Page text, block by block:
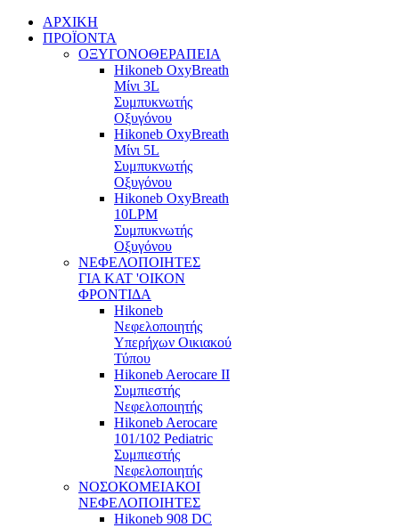
ΑΡΧΙΚΗ
ΠΡΟΪΟΝΤΑ
ΟΞΥΓΟΝΟΘΕΡΑΠΕΙΑ
Hikoneb OxyBreath
Μίνι 3L
Συμπυκνωτής
Οξυγόνου
Hikoneb OxyBreath
Μίνι 5L
Συμπυκνωτής
Οξυγόνου
Hikoneb OxyBreath
10LPM
Συμπυκνωτής
Οξυγόνου
ΝΕΦΕΛΟΠΟΙΗΤΕΣ
ΓΙΑ ΚΑΤ 'ΟΙΚΟΝ
ΦΡΟΝΤΙΔΑ
Hikoneb
Νεφελοποιητής
Υπερήχων Οικιακού
Τύπου
Hikoneb Aerocare II
Συμπιεστής
Νεφελοποιητής
Hikoneb Aerocare
101/102 Pediatric
Συμπιεστής
Νεφελοποιητής
ΝΟΣΟΚΟΜΕΙΑΚΟΙ
ΝΕΦΕΛΟΠΟΙΗΤΕΣ
Hikoneb 908 DC